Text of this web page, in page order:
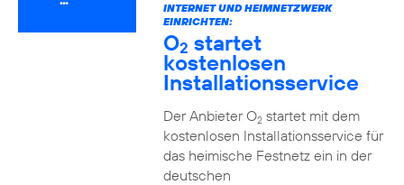
INTERNET UND HEIMNETZWERK
EINRICHTEN:
O2 startet
kostenlosen
Installationsservice
Der Anbieter O2startet mit dem
kostenlosen Installationsservice für
das heimische Festnetz ein in der
deutschen